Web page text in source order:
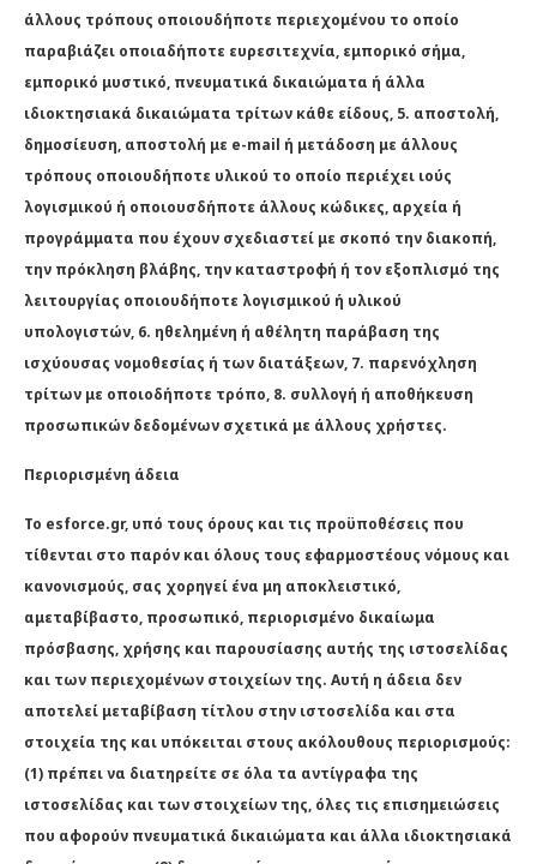
άλλους τρόπους οποιουδήποτε περιεχομένου το οποίο
παραβιάζει οποιαδήποτε ευρεσιτεχνία, εμπορικό σήμα,
εμπορικό μυστικό, πνευματικά δικαιώματα ή άλλα
ιδιοκτησιακά δικαιώματα τρίτων κάθε είδους, 5. αποστολή,
δημοσίευση, αποστολή με e-mail ή μετάδοση με άλλους
τρόπους οποιουδήποτε υλικού το οποίο περιέχει ιούς
λογισμικού ή οποιουσδήποτε άλλους κώδικες, αρχεία ή
προγράμματα που έχουν σχεδιαστεί με σκοπό την διακοπή,
την πρόκληση βλάβης, την καταστροφή ή τον εξοπλισμό της
λειτουργίας οποιουδήποτε λογισμικού ή υλικού
υπολογιστών, 6. ηθελημένη ή αθέλητη παράβαση της
ισχύουσας νομοθεσίας ή των διατάξεων, 7. παρενόχληση
τρίτων με οποιοδήποτε τρόπο, 8. συλλογή ή αποθήκευση
προσωπικών δεδομένων σχετικά με άλλους χρήστες.
Περιορισμένη άδεια
Το esforce.gr, υπό τους όρους και τις προϋποθέσεις που
τίθενται στο παρόν και όλους τους εφαρμοστέους νόμους και
κανονισμούς, σας χορηγεί ένα μη αποκλειστικό,
αμεταβίβαστο, προσωπικό, περιορισμένο δικαίωμα
πρόσβασης, χρήσης και παρουσίασης αυτής της ιστοσελίδας
και των περιεχομένων στοιχείων της. Αυτή η άδεια δεν
αποτελεί μεταβίβαση τίτλου στην ιστοσελίδα και στα
στοιχεία της και υπόκειται στους ακόλουθους περιορισμούς:
(1) πρέπει να διατηρείτε σε όλα τα αντίγραφα της
ιστοσελίδας και των στοιχείων της, όλες τις επισημειώσεις
που αφορούν πνευματικά δικαιώματα και άλλα ιδιοκτησιακά